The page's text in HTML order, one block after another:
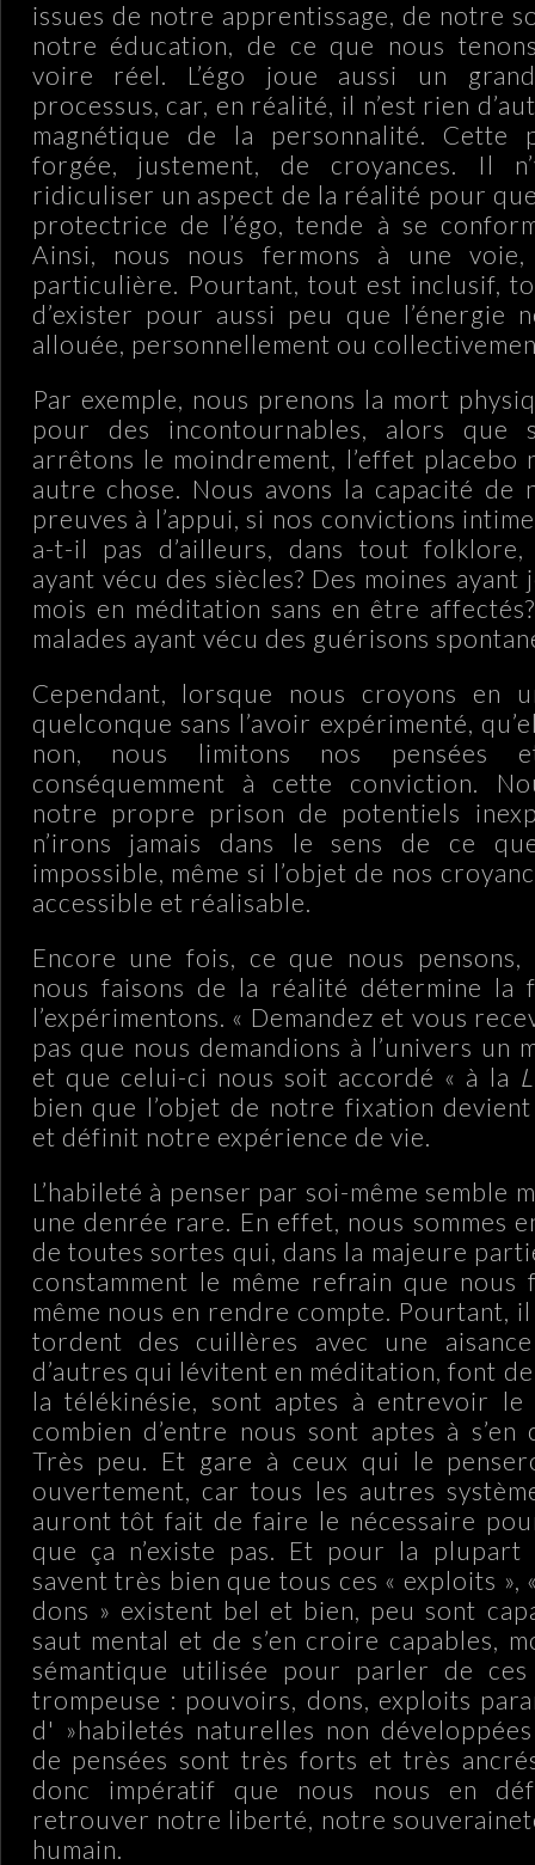
issues de notre apprentissage, de notre
notre éducation, de ce que nous
voire réel. L’égo joue aussi un
processus, car, en réalité, il n’est rien
magnétique de la personnalité. Cette
forgée, justement, de croyances. Il
ridiculiser un aspect de la réalité pour
protectrice de l’égo, tende à se
Ainsi, nous nous fermons à une
particulière. Pourtant, tout est inclusif,
d’exister pour aussi peu que l’énergie
allouée, personnellement ou
Par exemple, nous prenons la mort
pour des incontournables, alors que
arrêtons le moindrement, l’effet placebo
autre chose. Nous avons la capacité de
preuves à l’appui, si nos convictions
a-t-il pas d’ailleurs, dans tout folklore,
ayant vécu des siècles? Des moines
mois en méditation sans en être
malades ayant vécu des guérisons
Cependant, lorsque nous croyons en
quelconque sans l’avoir expérimenté,
non, nous limitons nos pensées
conséquemment à cette conviction.
notre propre prison de potentiels
n’irons jamais dans le sens de ce
impossible, même si l’objet de nos
accessible et réalisable.
Encore une fois, ce que nous pensons,
nous faisons de la réalité détermine la
l’expérimentons. « Demandez et vous
pas que nous demandions à l’univers un
et que celui-ci nous soit accordé « à la
bien que l’objet de notre fixation
et définit notre expérience de vie.
L’habileté à penser par soi-même semble
une denrée rare. En effet, nous sommes
de toutes sortes qui, dans la majeure
constamment le même refrain que nous
même nous en rendre compte. Pourtant,
tordent des cuillères avec une
d’autres qui lévitent en méditation, font
la télékinésie, sont aptes à entrevoir
combien d’entre nous sont aptes à s’en
Très peu. Et gare à ceux qui le
ouvertement, car tous les autres
auront tôt fait de faire le nécessaire
que ça n’existe pas. Et pour la plupart
savent très bien que tous ces « exploits »,
dons » existent bel et bien, peu sont
saut mental et de s’en croire capables,
sémantique utilisée pour parler de
trompeuse : pouvoirs, dons, exploits
d' »habiletés naturelles non développées
de pensées sont très forts et très
donc impératif que nous nous en
retrouver notre liberté, notre
humain.